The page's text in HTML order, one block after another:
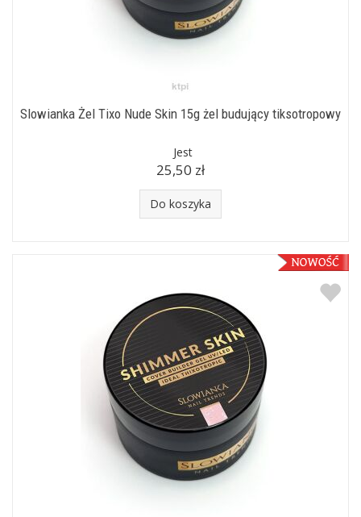
Slowianka Żel Tixo Nude Skin 15g żel budujący tiksotropowy
Jest
25,50 zł
Do koszyka